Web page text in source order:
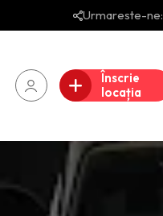
Urmareste-ne:
Înscrie
locația